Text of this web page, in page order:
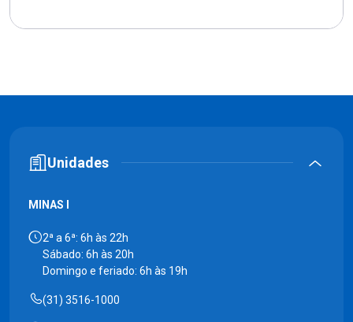
Unidades
MINAS I
2ª a 6ª: 6h às 22h
Sábado: 6h às 20h
Domingo e feriado: 6h às 19h
(31) 3516-1000